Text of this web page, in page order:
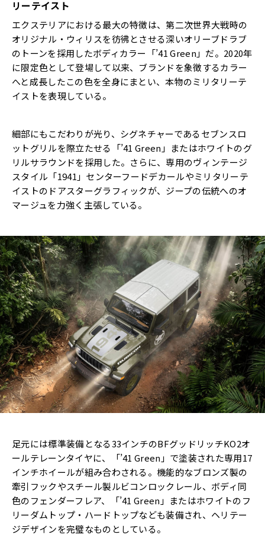
リーテイスト
エクステリアにおける最大の特徴は、第二次世界大戦時の
オリジナル・ウィリスを彷彿とさせる深いオリーブドラブ
のトーンを採用したボディカラー「’41 Green」だ。2020年
に限定色として登場して以来、ブランドを象徴するカラー
へと成長したこの色を全身にまとい、本物のミリタリーテ
イストを表現している。
細部にもこだわりが光り、シグネチャーであるセブンスロ
ットグリルを際立たせる「’41 Green」またはホワイトのグ
リルサラウンドを採用した。さらに、専用のヴィンテージ
スタイル「1941」センターフードデカールやミリタリーテ
イストのドアスターグラフィックが、ジープの伝統へのオ
マージュを力強く主張している。
足元には標準装備となる33インチのBFグッドリッチKO2オ
ールテレーンタイヤに、「’41 Green」で塗装された専用17
インチホイールが組み合わされる。機能的なブロンズ製の
牽引フックやスチール製ルビコンロックレール、ボディ同
色のフェンダーフレア、「’41 Green」またはホワイトのフ
リーダムトップ・ハードトップなども装備され、ヘリテー
ジデザインを完璧なものとしている。